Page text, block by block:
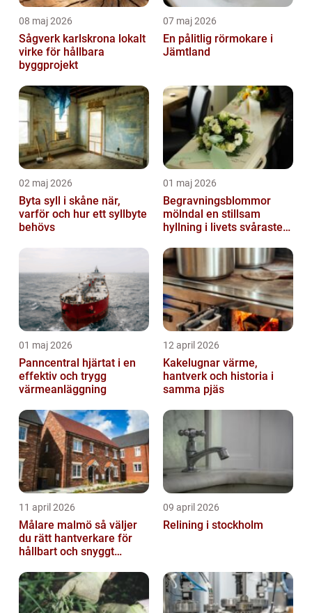
08 maj 2026
Sågverk karlskrona lokalt
virke för hållbara
byggprojekt
07 maj 2026
En pålitlig rörmokare i
Jämtland
02 maj 2026
Byta syll i skåne när,
varför och hur ett syllbyte
behövs
01 maj 2026
Begravningsblommor
mölndal en stillsam
hyllning i livets svåraste
01 maj 2026
Panncentral hjärtat i en
effektiv och trygg
värmeanläggning
12 april 2026
Kakelugnar värme,
hantverk och historia i
samma pjäs
11 april 2026
Målare malmö så väljer
du rätt hantverkare för
hållbart och snyggt
09 april 2026
Relining i stockholm